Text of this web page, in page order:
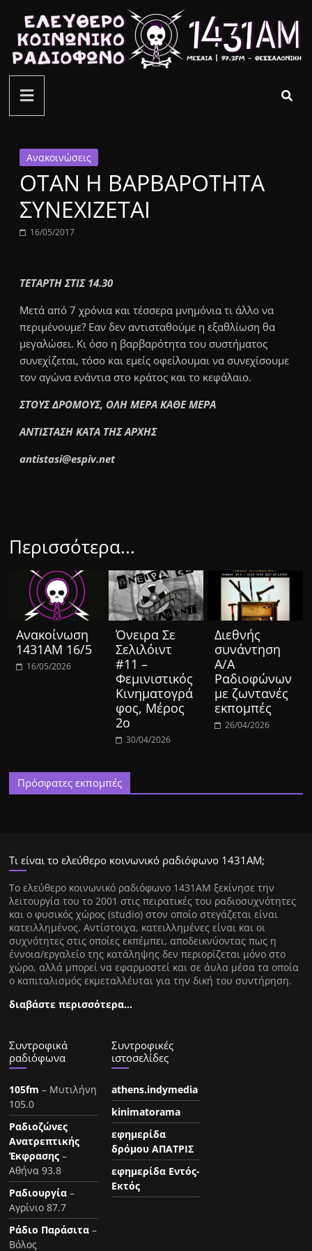
περιεχόμενο
ελεύθερο
κοινωνικό
ραδιόφωνο
1431AM
Ανακοινώσεις
ΟΤΑΝ Η ΒΑΡΒΑΡΟΤΗΤΑ
ΣΥΝΕΧΙΖΕΤΑΙ
16/05/2017
ΤΕΤΑΡΤΗ ΣΤΙΣ 14.30
Μετά από 7 χρόνια και τέσσερα μνημόνια τι άλλο να
περιμένουμε? Εαν δεν αντισταθούμε η εξαθλίωση θα
μεγαλώσει. Κι όσο η βαρβαρότητα του συστήματος
συνεχίζεται, τόσο και εμείς οφείλουμαι να συνεχίσουμε
τον αγώνα ενάντια στο κράτος και το κεφάλαιο.
ΣΤΟΥΣ ΔΡΟΜΟΥΣ, ΟΛΗ ΜΕΡΑ ΚΑΘΕ ΜΕΡΑ
ΑΝΤΙΣΤΑΣΗ ΚΑΤΑ ΤΗΣ ΑΡΧΗΣ
antistasi@espiv.net
Περισσότερα...
Ανακοίνωση
1431ΑΜ 16/5
16/05/2026
Όνειρα Σε
Σελιλόιντ
#11 –
Φεμινιστικός
Κινηματογρά
φος, Μέρος
2ο
30/04/2026
Διεθνής
συνάντηση
Α/Α
Ραδιοφώνων
με ζωντανές
εκπομπές
26/04/2026
Πρόσφατες εκπομπές
Τι είναι το ελεύθερο κοινωνικό ραδιόφωνο 1431ΑΜ;
Tο ελεύθερο κοινωνικό ραδιόφωνο 1431AM ξεκίνησε την
λειτουργία του το 2001 στις πειρατικές του ραδιοσυχνότητες
και ο φυσικός χώρος (studio) στον οποίο στεγάζεται είναι
κατειλλημένος. Αντίστοιχα, κατειλλημένες είναι και οι
συχνότητες στις οποίες εκπέμπει, αποδεικνύοντας πως η
έννοια/εργαλείο της κατάληψης δεν περιορίζεται μόνο στο
χώρο, αλλά μπορεί να εφαρμοστεί και σε άυλα μέσα τα οποία
ο καπιταλισμός εκμεταλλέυται για την δική του συντήρηση.
διαβάστε περισσότερα…
Συντροφικά
ραδιόφωνα
105fm – Μυτιλήνη
105.0
Ραδιοζώνες
Ανατρεπτικής
Έκφρασης –
Αθήνα 93.8
Ραδιουργία –
Αγρίνιο 87.7
Ράδιο Παράσιτα –
Βόλος
Συντροφικές
ιστοσελίδες
athens.indymedia
kinimatorama
εφημερίδα
δρόμου ΑΠΑΤΡΙΣ
εφημερίδα Εντός-
Εκτός